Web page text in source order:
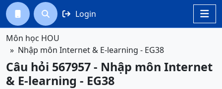

  Login
Môn học HOU
Nhập môn Internet & E-learning - EG38
Câu hỏi 567957 - Nhập môn Internet
& E-learning - EG38